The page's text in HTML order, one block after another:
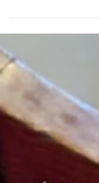
ー」 を閉じさせていた
を支え合うネットワーク
ット）」 をお手伝いす
た。厳念寺のお檀家様
方々、ポスターやネッ
方々など、様々な方面
致しました。お陰様で、
品や衛生用品、文房具
お渡しすることができ
ていただき、応援して
で、ここまでなんとか
です。 厳念寺といたし